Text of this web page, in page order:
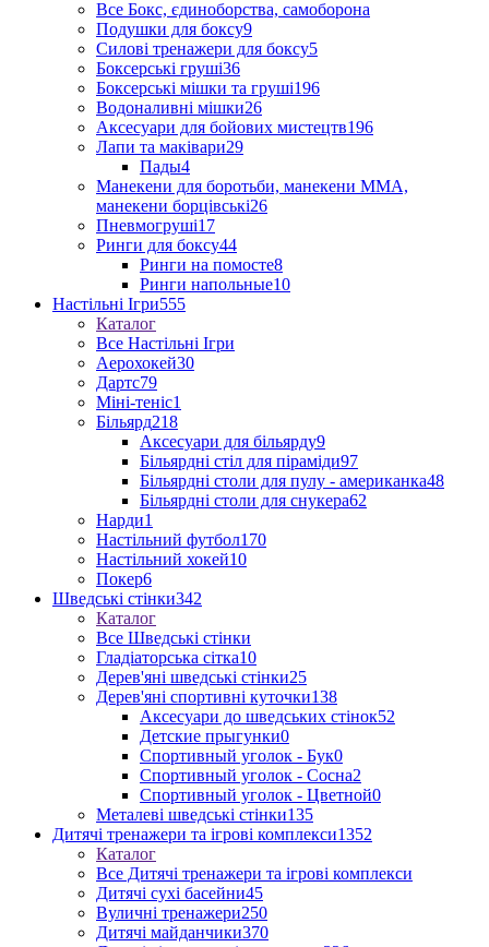
Все Бокс, єдиноборства, самоборона
Подушки для боксу9
Силові тренажери для боксу5
Боксерські груші36
Боксерські мішки та груші196
Водоналивні мішки26
Аксесуари для бойових мистецтв196
Лапи та маківари29
Пады4
Манекени для боротьби, манекени ММА,
манекени борцівські26
Пневмогруші17
Ринги для боксу44
Ринги на помосте8
Ринги напольные10
Настільні Ігри555
Каталог
Все Настільні Ігри
Аерохокей30
Дартс79
Міні-теніс1
Більярд218
Аксесуари для більярду9
Більярдні стіл для піраміди97
Більярдні столи для пулу - американка48
Більярдні столи для снукера62
Нарди1
Настільний футбол170
Настільний хокей10
Покер6
Шведські стінки342
Каталог
Все Шведські стінки
Гладіаторська сітка10
Дерев'яні шведські стінки25
Дерев'яні спортивні куточки138
Аксесуари до шведських стінок52
Детские прыгунки0
Спортивный уголок - Бук0
Спортивный уголок - Сосна2
Спортивный уголок - Цветной0
Металеві шведські стінки135
Дитячі тренажери та ігрові комплекси1352
Каталог
Все Дитячі тренажери та ігрові комплекси
Дитячі сухі басейни45
Вуличні тренажери250
Дитячі майданчики370